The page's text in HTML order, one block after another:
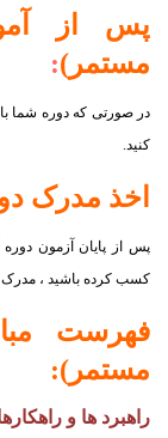
پس از
مستمر):
در صورتی که دوره شما
کنید.
اخذ مدرک
پس از پایان آزمون
کسب کرده باشید ، مدرک
فهرست
مستمر):
راهبرد ها و